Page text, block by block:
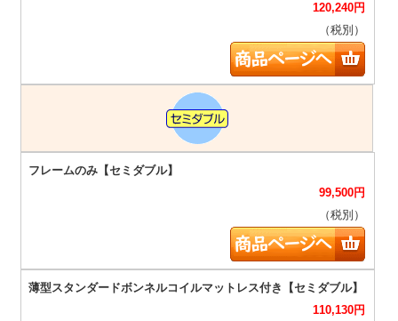
120,240円
（税別）
99,500円
（税別）
110,130円